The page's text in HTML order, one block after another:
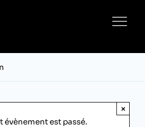
évènement est passé.
×